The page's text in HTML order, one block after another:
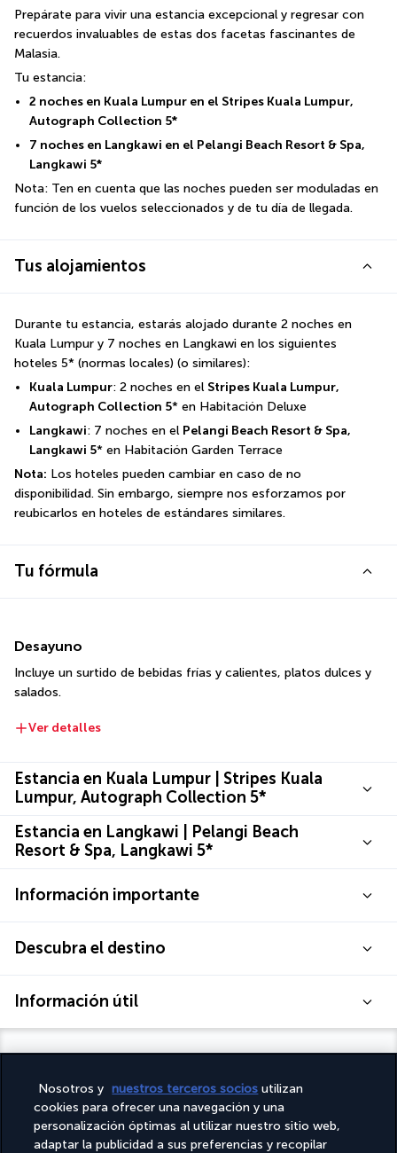
Prepárate para vivir una estancia excepcional y regresar con
recuerdos invaluables de estas dos facetas fascinantes de
Malasia.
Tu estancia:
2 noches en Kuala Lumpur en el Stripes Kuala Lumpur,
Autograph Collection 5*
7 noches en Langkawi en el Pelangi Beach Resort & Spa,
Langkawi 5*
Nota: Ten en cuenta que las noches pueden ser moduladas en
función de los vuelos seleccionados y de tu día de llegada.
Tus alojamientos
Durante tu estancia, estarás alojado durante 2 noches en
Kuala Lumpur y 7 noches en Langkawi en los siguientes
hoteles 5* (normas locales) (o similares):
Kuala Lumpur: 2 noches en el Stripes Kuala Lumpur,
Autograph Collection 5* en Habitación Deluxe
Langkawi: 7 noches en el Pelangi Beach Resort & Spa,
Langkawi 5* en Habitación Garden Terrace
Nota: Los hoteles pueden cambiar en caso de no
disponibilidad. Sin embargo, siempre nos esforzamos por
reubicarlos en hoteles de estándares similares.
Tu fórmula
Desayuno
Incluye un surtido de bebidas frías y calientes, platos dulces y
salados.
Ver detalles
Estancia en Kuala Lumpur | Stripes Kuala
Lumpur, Autograph Collection 5*
Estancia en Langkawi | Pelangi Beach
Resort & Spa, Langkawi 5*
Información importante
Descubra el destino
Información útil
Turkish Airlines Holidays
Calificado4,2/ 5
Nosotros y nuestros terceros socios utilizan
cookies para ofrecer una navegación y una
personalización óptimas al utilizar nuestro sitio web,
adaptar la publicidad a sus preferencias y recopilar